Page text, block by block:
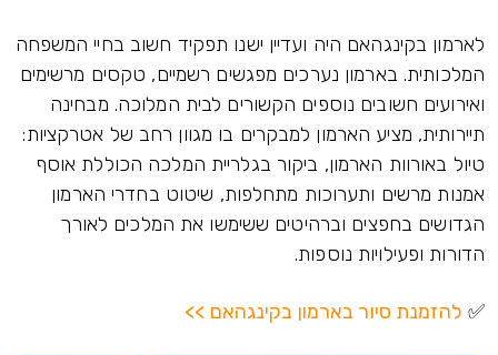
לארמון בקינגהאם היה ועדיין ישנו תפקיד חשוב בחיי המשפחה
המלכותית. בארמון נערכים מפגשים רשמיים, טקסים מרשימים
ואירועים חשובים נוספים הקשורים לבית המלוכה. מבחינה
תיירותית, מציע הארמון למבקרים בו מגוון רחב של אטרקציות:
טיול באורוות הארמון, ביקור בגלריית המלכה הכוללת אוסף
אמנות מרשים ותערוכות מתחלפות, שיטוט בחדרי הארמון
הגדושים בחפצים וברהיטים ששימשו את המלכים לאורך
הדורות ופעילויות נוספות.
✅ להזמנת סיור בארמון בקינגהאם >>